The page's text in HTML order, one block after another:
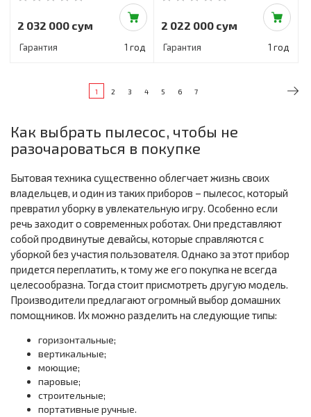
2 032 000 сум
Гарантия 1 год
2 022 000 сум
Гарантия 1 год
1 2 3 4 5 6 7
Как выбрать пылесос, чтобы не
разочароваться в покупке
Бытовая техника существенно облегчает жизнь своих
владельцев, и один из таких приборов – пылесос, который
превратил уборку в увлекательную игру. Особенно если
речь заходит о современных роботах. Они представляют
собой продвинутые девайсы, которые справляются с
уборкой без участия пользователя. Однако за этот прибор
придется переплатить, к тому же его покупка не всегда
целесообразна. Тогда стоит присмотреть другую модель.
Производители предлагают огромный выбор домашних
помощников. Их можно разделить на следующие типы:
горизонтальные;
вертикальные;
моющие;
паровые;
строительные;
портативные ручные.